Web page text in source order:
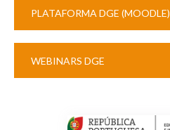
PLATAFORMA DGE (MOODLE)
WEBINARS DGE